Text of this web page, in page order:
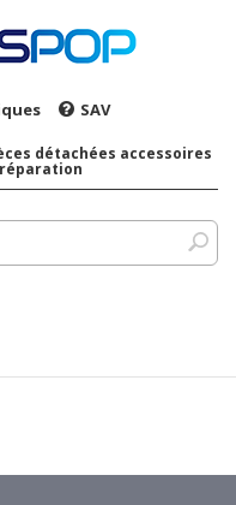
SAV
détachées accessoires